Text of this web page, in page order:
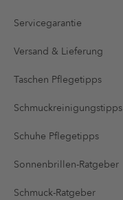
Servicegarantie
Versand & Lieferung
Taschen Pflegetipps
Schmuckreinigungstipps
Schuhe Pflegetipps
Sonnenbrillen-Ratgeber
Schmuck-Ratgeber